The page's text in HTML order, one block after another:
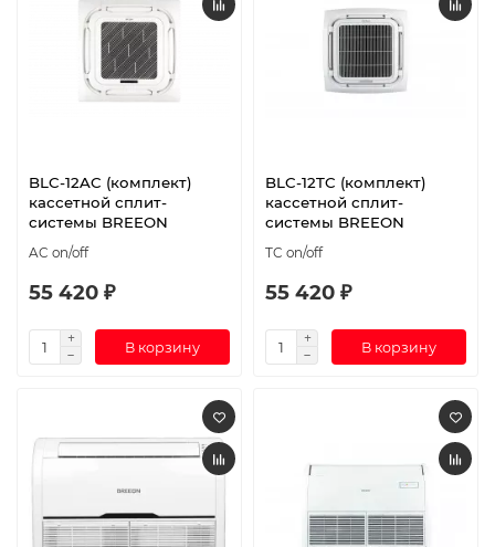
BLC-12AC (комплект)
кассетной сплит-
системы BREEON
AC on/off
55 420 ₽
В корзину
BLC-12TC (комплект)
кассетной сплит-
системы BREEON
TC on/off
55 420 ₽
В корзину